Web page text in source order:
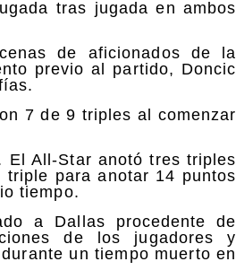
tras jugada en ambos
de aficionados de la
previo al partido, Doncic
7 de 9 triples al comenzar
El All-Star anotó tres triples
para anotar 14 puntos
tiempo.
a Dallas procedente de
de los jugadores y
un tiempo muerto en